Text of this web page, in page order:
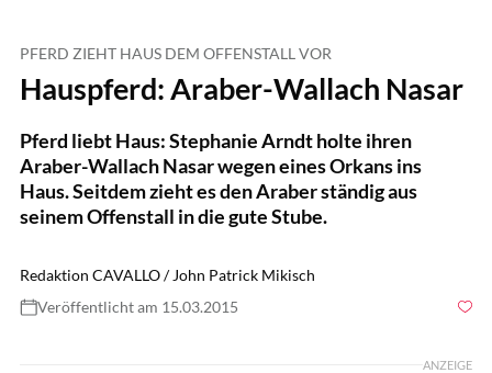
PFERD ZIEHT HAUS DEM OFFENSTALL VOR
Hauspferd: Araber-Wallach Nasar
Pferd liebt Haus: Stephanie Arndt holte ihren
Araber-Wallach Nasar wegen eines Orkans ins
Haus. Seitdem zieht es den Araber ständig aus
seinem Offenstall in die gute Stube.
Redaktion CAVALLO / John Patrick Mikisch
Veröffentlicht am 15.03.2015
ANZEIGE